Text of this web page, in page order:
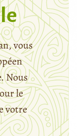
vous
Nous
le
votre